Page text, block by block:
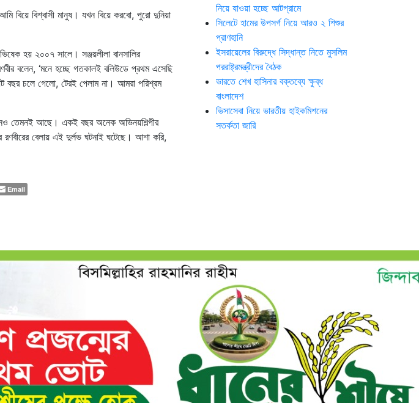
বিয়ে বিশ্বাসী মানুষ। যখন বিয়ে করবো, পুরো দুনিয়া
হয় ২০০৭ সালে। সঞ্জয়লীলা বানসালির
বলেন, ‘মনে হচ্ছে গতকালই বলিউডে প্রথম এসেছি
বছর চলে গেলো, টেরই পেলাম না। আমরা পরিশ্রম
তেমনই আছে। একই বছর অনেক অভিনয়শিল্পীর
বেলায় এই দুর্লভ ঘটনাই ঘটেছে। আশা করি,
Email
নিয়ে যাওয়া হচ্ছে আটগ্রামে
সিলেটে হামের উপসর্গ নিয়ে আরও ২ শিশুর
প্রাণহানি
ইসরায়েলের বিরুদ্ধে সিদ্ধান্ত নিতে মুসলিম
পররাষ্ট্রমন্ত্রীদের বৈঠক
ভারতে শেখ হাসিনার বক্তব্যে ক্ষুব্ধ
বাংলাদেশ
ভিসাসেবা নিয়ে ভারতীয় হাইকমিশনের
সতর্কতা জারি